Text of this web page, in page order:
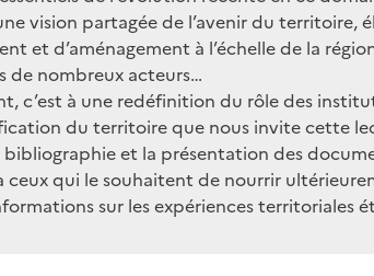
vision partagée de l’avenir du territoire,
et d’aménagement à l’échelle de la
de nombreux acteurs…
c’est à une redéfinition du rôle des
du territoire que nous invite cette
bibliographie et la présentation des
qui le souhaitent de nourrir
sur les expériences territoriales